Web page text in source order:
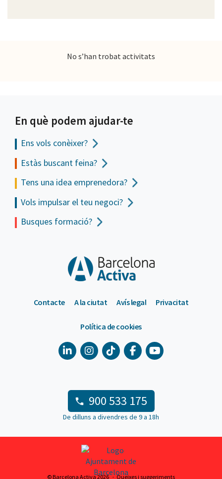
No s’han trobat activitats
En què podem ajudar-te
Ens vols conèixer?
Estàs buscant feina?
Tens una idea emprenedora?
Vols impulsar el teu negoci?
Busques formació?
Contacte A la ciutat Avís legal Privacitat
Política de cookies
900 533 175
De dilluns a divendres de 9 a 18h
© Barcelona Activa 2026 Queixes i suggeriments